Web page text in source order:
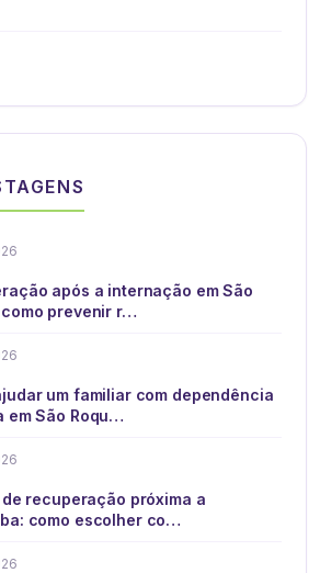
após a internação em São
como prevenir r…
um familiar com dependência
em São Roqu…
recuperação próxima a
como escolher co…